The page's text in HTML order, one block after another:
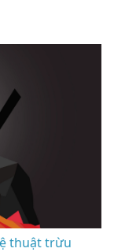
thuật trừu